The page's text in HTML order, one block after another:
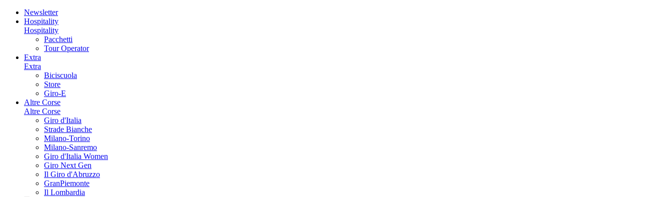
Newsletter
Hospitality
Hospitality
Pacchetti
Tour Operator
Extra
Extra
Biciscuola
Store
Giro-E
Altre Corse
Altre Corse
Giro d'Italia
Strade Bianche
Milano-Torino
Milano-Sanremo
Giro d'Italia Women
Giro Next Gen
Il Giro d'Abruzzo
GranPiemonte
Il Lombardia